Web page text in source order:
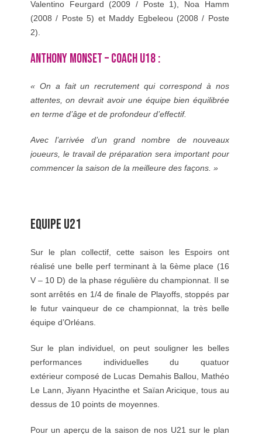
Valentino Feurgard (2009 / Poste 1), Noa Hamm
(2008 / Poste 5) et Maddy Egbeleou (2008 / Poste
2).
ANTHONY MONSET – COACH U18 :
« On a fait un recrutement qui correspond à nos
attentes, on devrait avoir une équipe bien équilibrée
en terme d’âge et de profondeur d’effectif.
Avec l’arrivée d’un grand nombre de nouveaux
joueurs, le travail de préparation sera important pour
commencer la saison de la meilleure des façons. »
EQUIPE U21
Sur le plan collectif, cette saison les Espoirs ont
réalisé une belle perf terminant à la 6ème place (16
V – 10 D) de la phase régulière du championnat. Il se
sont arrêtés en 1/4 de finale de Playoffs, stoppés par
le futur vainqueur de ce championnat, la très belle
équipe d’Orléans.
Sur le plan individuel, on peut souligner les belles
performances individuelles du quatuor
extérieur composé de Lucas Demahis Ballou, Mathéo
Le Lann, Jiyann Hyacinthe et Saïan Aricique, tous au
dessus de 10 points de moyennes.
Pour un aperçu de la saison de nos U21 sur le plan